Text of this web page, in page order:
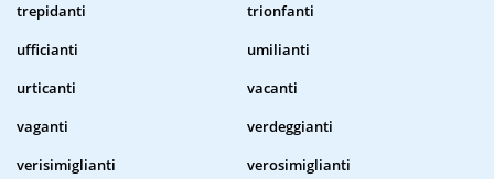
trepidanti
trionfanti
ufficianti
umilianti
urticanti
vacanti
vaganti
verdeggianti
verisimiglianti
verosimiglianti